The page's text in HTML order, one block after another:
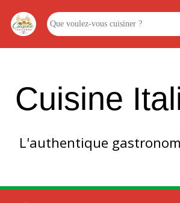
Cuisine
L'authentique